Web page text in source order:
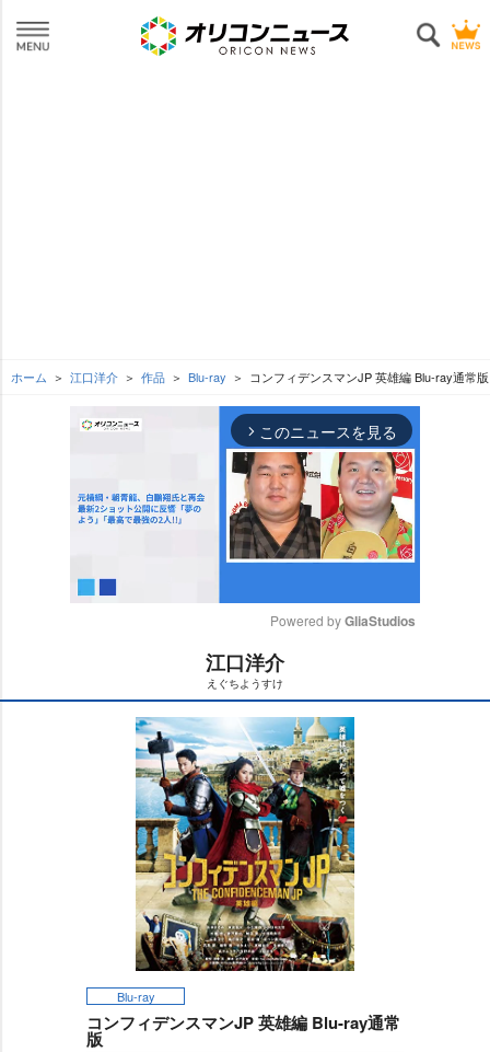
ホーム 江口洋介 作品 Blu-ray コンフィデンスマンJP 英雄編 Blu-ray通常版
arrow_forward_ios このニュースを見る
t
e
Powered by GliaStudios
江口洋介
えぐちようすけ
Blu-ray
コンフィデンスマンJP 英雄編 Blu-ray通常
版